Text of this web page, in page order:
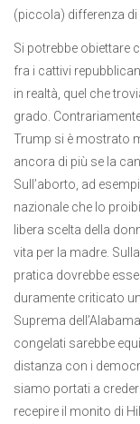
(piccola) differenza di
Si potrebbe obiettare
fra i cattivi
in realtà, quel che
grado.
Trump si è mostrato
ancora di più se la
Sull’aborto, ad
nazionale che lo
libera scelta della
vita per la madre.
pratica dovrebbe
duramente criticato
Suprema
congelati sarebbe
distanza con i
siamo portati a
recepire il monito di